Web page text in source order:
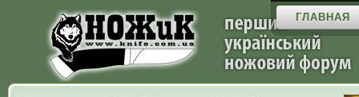
ГЛАВНАЯ